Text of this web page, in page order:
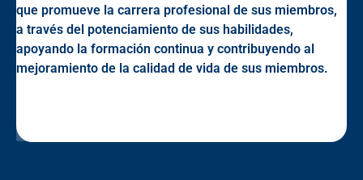
que promueve la carrera profesional de sus miembros,
a través del potenciamiento de sus habilidades,
apoyando la formación continua y contribuyendo al
mejoramiento de la calidad de vida de sus miembros.